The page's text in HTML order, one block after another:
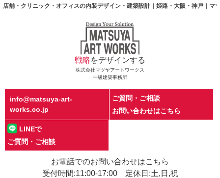
店舗・クリニック・オフィスの内装デザイン・建築設計｜姫路・大阪・神戸｜
戦略をデザインする
株式会社マツヤアートワークス
一級建築事務所
info@matsuya-art-
works.co.jp
ご質問・ご相談
お問い合わせはこちら
LINEで
ご質問・ご相談
お電話でのお問い合わせはこちら
受付時間:11:00-17:00 定休日:土,日,祝